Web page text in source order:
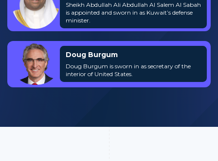
Sheikh Abdullah Ali Abdullah Al Salem Al Sabah
is appointed and sworn in as Kuwait’s defense
minister.
Doug Burgum
Doug Burgum is sworn in as secretary of the
interior of United States.